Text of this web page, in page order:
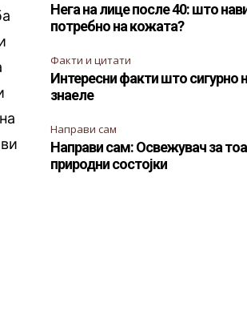
Нега на лице после 40: што
потребно на кожата?
Факти и цитати
Интересни факти што сигурно
знаеле
Направи сам
Направи сам: Освежувач за
природни состојки